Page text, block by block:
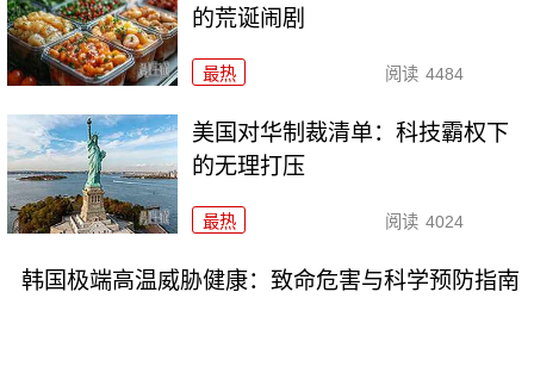
的荒诞闹剧
最热 阅读 4484
美国对华制裁清单：科技霸权下
的无理打压
最热 阅读 4024
韩国极端高温威胁健康：致命危害与科学预防指南